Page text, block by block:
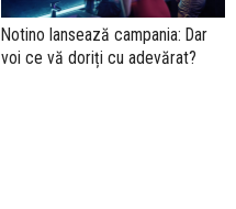
Notino lansează campania: Dar
voi ce vă doriți cu adevărat?